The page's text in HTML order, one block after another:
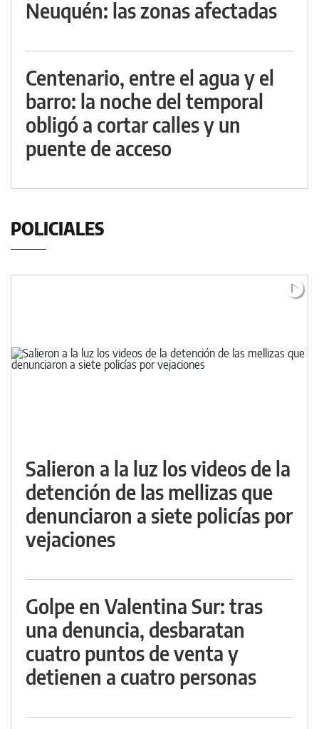
Neuquén: las zonas afectadas
Centenario, entre el agua y el
barro: la noche del temporal
obligó a cortar calles y un
puente de acceso
POLICIALES
Salieron a la luz los videos de la
detención de las mellizas que
denunciaron a siete policías por
vejaciones
Golpe en Valentina Sur: tras
una denuncia, desbaratan
cuatro puntos de venta y
detienen a cuatro personas